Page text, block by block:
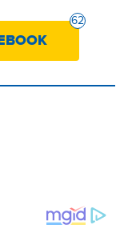
62